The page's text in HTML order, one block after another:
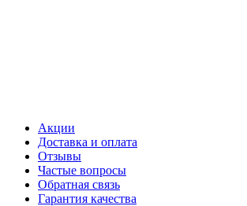
Акции
Доставка и оплата
Отзывы
Частые вопросы
Обратная связь
Гарантия качества